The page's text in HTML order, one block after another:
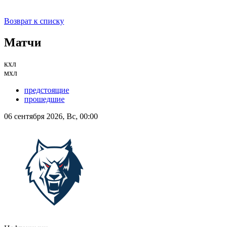
Возврат к списку
Матчи
кхл
мхл
предстоящие
прошедшие
06 сентября 2026, Вс, 00:00